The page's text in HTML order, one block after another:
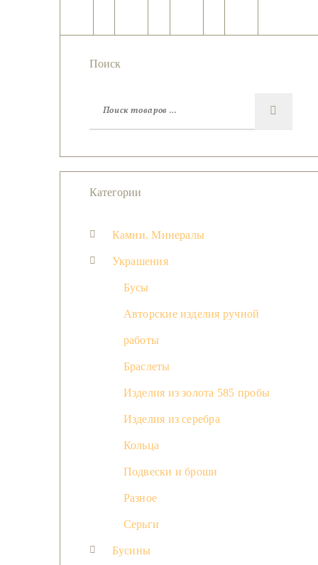
Поиск
Категории
Камни. Минералы
Украшения
Бусы
Авторские изделия ручной
работы
Браслеты
Изделия из золота 585 пробы
Изделия из серебра
Кольца
Подвески и броши
Разное
Серьги
Бусины